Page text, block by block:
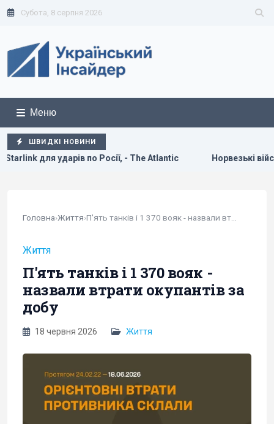
Субота, 8 серпня 2026
Меню
ШВИДКІ НОВИНИ
- The Atlantic Норвезькі військові навчають ЗСУ
Головна›Життя›
Життя
П'ять танків і 1 370 вояк -
назвали втрати окупантів за
добу
18 червня 2026 Життя